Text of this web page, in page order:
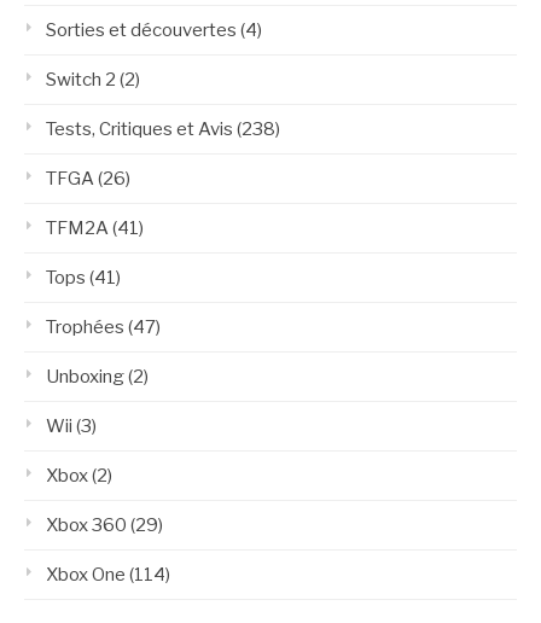
Sorties et découvertes (4)
Switch 2 (2)
Tests, Critiques et Avis (238)
TFGA(26)
TFM2A(41)
Tops (41)
Trophées (47)
Unboxing(2)
Wii (3)
Xbox(2)
Xbox 360 (29)
Xbox One (114)